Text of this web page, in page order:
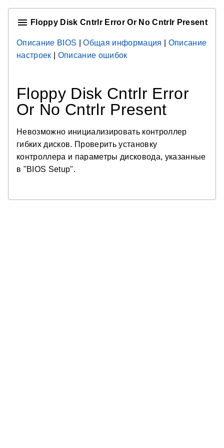
Floppy Disk Cntrlr Error Or No Cntrlr Present
Описание BIOS |Общая информация
Описание
настроек
Описание ошибок
Floppy Disk Cntrlr Error
Or No Cntrlr Present
Невозможно инициализировать контроллер
гибких дисков. Проверить установку
контроллера и параметры дисковода, указанные
в "BIOS Setup".